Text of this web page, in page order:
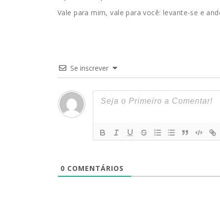
Vale para mim, vale para você: levante-se e
Se inscrever
0 COMENTÁRIOS